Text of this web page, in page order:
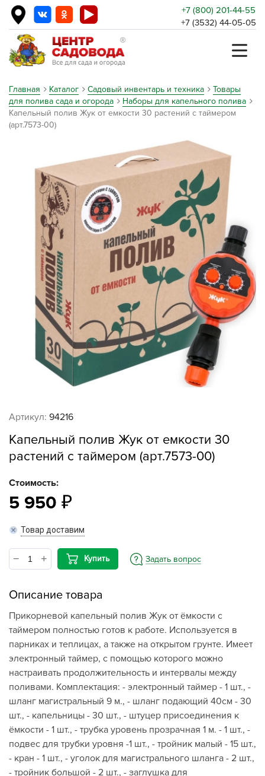
+7 (800) 201-44-55
+7 (3532) 44-05-05
Главная Каталог Садовый инвентарь и техника
Товары
для полива сада и огорода
Наборы для капельного полива
Капельный полив Жук от емкости 30 растений с таймером
(арт.7573-00)
Артикул: 94216
Капельный полив Жук от емкости 30
растений с таймером (арт.7573-00)
Стоимость:
5 950
Товар доставим
Купить Задать вопрос
Описание товара
Прикорневой капельный полив Жук от ёмкости с
таймером полностью готов к работе. Используется в
парниках и теплицах, а также на открытом грунте. Имеет
электронный таймер, с помощью которого можно
настраивать продолжительность и интервалы между
поливами. Комплектация: - электронный таймер - 1 шт., -
шланг магистральный 9 м., - шланг подающий 40см - 30
шт., - капельницы - 30 шт., - штуцер присоединения к
ёмкости - 1 шт., - трубка уровень прозрачная 1 м. - 1 шт., -
подвес для трубки уровня -1 шт., - тройник малый - 15 шт.,
- кран - 1 шт., - уголок для магистрального шланга - 2 шт.,
- тройник большой - 2 шт., - заглушка для